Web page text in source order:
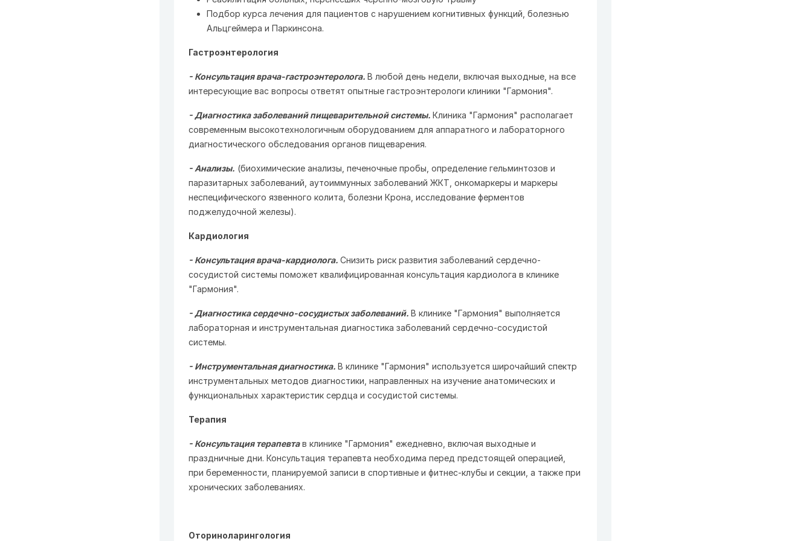
Подбор курса лечения для пациентов с нарушением когнитивных функций, болезнью
Альцгеймера и Паркинсона.
Гастроэнтерология
- Консультация врача-гастроэнтеролога. В любой день недели, включая выходные, на все
интересующие вас вопросы ответят опытные гастроэнтерологи клиники "Гармония".
- Диагностика заболеваний пищеварительной системы. Клиника "Гармония" располагает
современным высокотехнологичным оборудованием для аппаратного и лабораторного
диагностического обследования органов пищеварения.
- Анализы. (биохимические анализы, печеночные пробы, определение гельминтозов и
паразитарных заболеваний, аутоиммунных заболеваний ЖКТ, онкомаркеры и маркеры
неспецифического язвенного колита, болезни Крона, исследование ферментов
поджелудочной железы).
Кардиология
- Консультация врача-кардиолога. Снизить риск развития заболеваний сердечно-
сосудистой системы поможет квалифицированная консультация кардиолога в клинике
"Гармония".
- Диагностика сердечно-сосудистых заболеваний. В клинике "Гармония" выполняется
лабораторная и инструментальная диагностика заболеваний сердечно-сосудистой
системы.
- Инструментальная диагностика. В клинике "Гармония" используется широчайший спектр
инструментальных методов диагностики, направленных на изучение анатомических и
функциональных характеристик сердца и сосудистой системы.
Терапия
- Консультация терапевтав клинике "Гармония" ежедневно, включая выходные и
праздничные дни. Консультация терапевта необходима перед предстоящей операцией,
при беременности, планируемой записи в спортивные и фитнес-клубы и секции, а также при
хронических заболеваниях.
Оториноларингология